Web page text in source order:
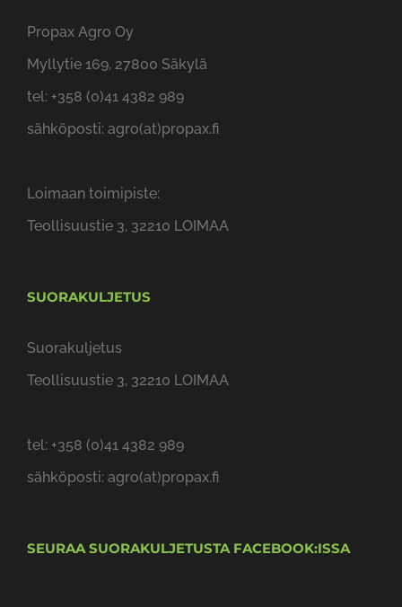
Propax Agro Oy
Myllytie 169, 27800 Säkylä
tel: +358 (0)41 4382 989
sähköposti: agro(at)propax.fi
Loimaan toimipiste:
Teollisuustie 3, 32210 LOIMAA
SUORAKULJETUS
Suorakuljetus
Teollisuustie 3, 32210 LOIMAA
tel: +358 (0)41 4382 989
sähköposti: agro(at)propax.fi
SEURAA SUORAKULJETUSTA FACEBOOK:ISSA